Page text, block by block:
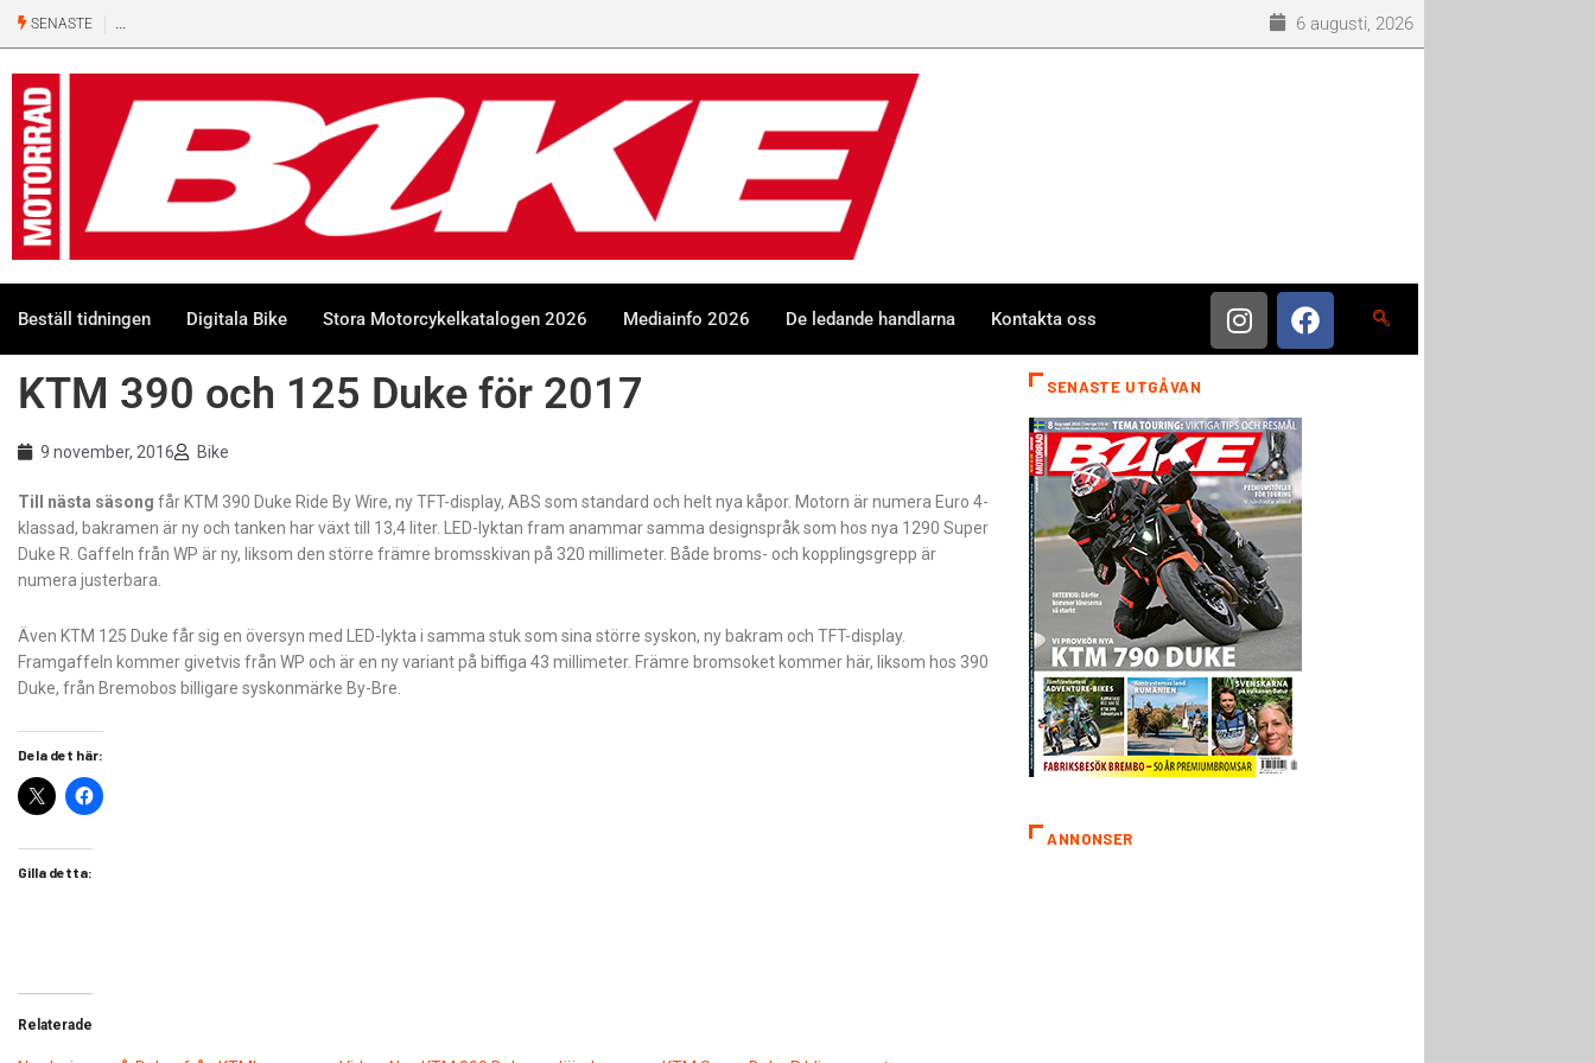
SENASTE 6 augusti, 2026
Beställ tidningen Digitala Bike Stora Motorcykelkatalogen 2026 Mediainfo 2026 De ledande handlarna Kontakta oss
KTM 390 och 125 Duke för 2017
9 november, 2016 Bike
Till nästa säsong får KTM 390 Duke Ride By Wire, ny TFT-display, ABS som standard och helt nya kåpor. Motorn är numera Euro 4-
klassad, bakramen är ny och tanken har växt till 13,4 liter. LED-lyktan fram anammar samma designspråk som hos nya 1290 Super
Duke R. Gaffeln från WP är ny, liksom den större främre bromsskivan på 320 millimeter. Både broms- och kopplingsgrepp är
numera justerbara.
Även KTM 125 Duke får sig en översyn med LED-lykta i samma stuk som sina större syskon, ny bakram och TFT-display.
Framgaffeln kommer givetvis från WP och är en ny variant på biffiga 43 millimeter. Främre bromsoket kommer här, liksom hos 390
Duke, från Bremobos billigare syskonmärke By-Bre.
Dela det här:
Gilla detta:
Relaterade
SENASTE UTGÅVAN
ANNONSER